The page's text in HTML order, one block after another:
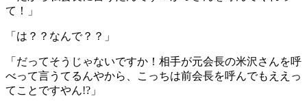
て！」
「は？？なんで？？」
「だってそうじゃないですか！相手が元会長の米沢さんを呼
べって言うてるんやから、こっちは前会長を呼んでもええっ
てことですやん!?」